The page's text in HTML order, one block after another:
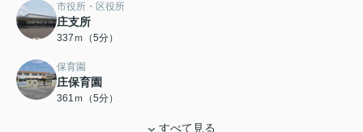
市役所・区役所
庄支所
337ｍ（5分）
保育園
庄保育園
361ｍ（5分）
すべて見る